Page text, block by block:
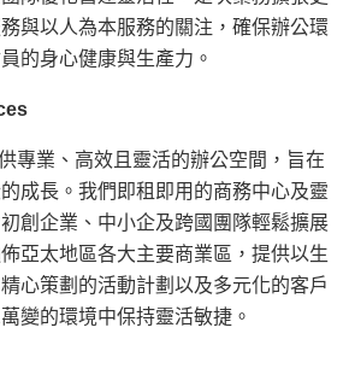
與以人為本服務的關注，確保辦公環
的身心健康與生產力。
專業、高效且靈活的辦公空間，旨在
成長。我們即租即用的商務中心及靈
創企業、中小企及跨國團隊輕鬆擴展
亞太地區各大主要商業區，提供以生
心策劃的活動計劃以及多元化的客戶
變的環境中保持靈活敏捷。